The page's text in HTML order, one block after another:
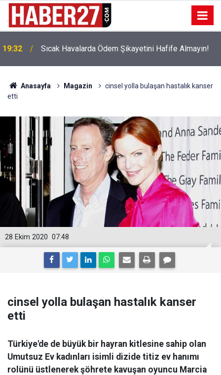
19:32 Sıcak Havalarda Ödem Şikayetini Hafife Almayın!
Anasayfa Magazin
cinsel yolla bulaşan hastalık kanser
etti
07:48
28 Ekim 2020
cinsel yolla bulaşan hastalık kanser
etti
Türkiye'de de büyük bir hayran kitlesine sahip olan
Umutsuz Ev kadınları isimli dizide titiz ev hanımı
rolünü üstlenerek şöhrete kavuşan oyuncu Marcia